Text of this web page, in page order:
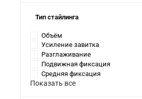
Тип стайлинга
Объём
Усиление завитка
Разглаживание
Подвижная фиксация
Средняя фиксация
Показать все